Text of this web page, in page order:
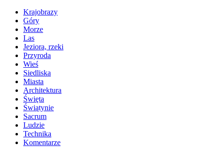
Krajobrazy
Góry
Morze
Las
Jeziora, rzeki
Przyroda
Wieś
Siedliska
Miasta
Architektura
Święta
Świątynie
Sacrum
Ludzie
Technika
Komentarze